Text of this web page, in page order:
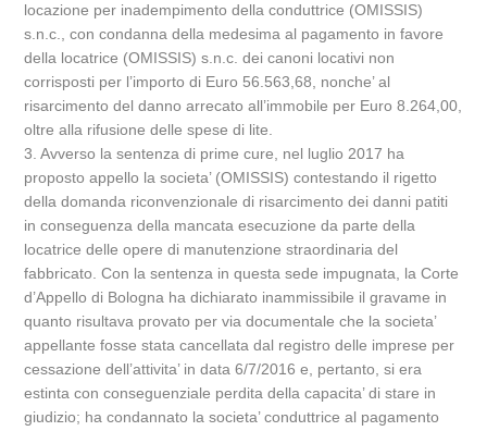
locazione per inadempimento della conduttrice (OMISSIS)
s.n.c., con condanna della medesima al pagamento in favore
della locatrice (OMISSIS) s.n.c. dei canoni locativi non
corrisposti per l’importo di Euro 56.563,68, nonche’ al
risarcimento del danno arrecato all’immobile per Euro 8.264,00,
oltre alla rifusione delle spese di lite.
3. Avverso la sentenza di prime cure, nel luglio 2017 ha
proposto appello la societa’ (OMISSIS) contestando il rigetto
della domanda riconvenzionale di risarcimento dei danni patiti
in conseguenza della mancata esecuzione da parte della
locatrice delle opere di manutenzione straordinaria del
fabbricato. Con la sentenza in questa sede impugnata, la Corte
d’Appello di Bologna ha dichiarato inammissibile il gravame in
quanto risultava provato per via documentale che la societa’
appellante fosse stata cancellata dal registro delle imprese per
cessazione dell’attivita’ in data 6/7/2016 e, pertanto, si era
estinta con conseguenziale perdita della capacita’ di stare in
giudizio; ha condannato la societa’ conduttrice al pagamento